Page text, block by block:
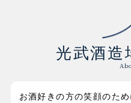
光武酒造
お酒好きの方の笑顔のた